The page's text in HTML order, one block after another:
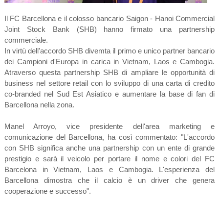
Il FC Barcellona e il colosso bancario Saigon - Hanoi Commercial
Joint Stock Bank (SHB) hanno firmato una partnership
commerciale.
In virtù dell'accordo SHB divemta il primo e unico partner bancario
dei Campioni d'Europa in carica in Vietnam, Laos e Cambogia.
Atraverso questa partnership SHB di ampliare le opportunità di
business nel settore retail con lo sviluppo di una carta di credito
co-branded nel Sud Est Asiatico e aumentare la base di fan di
Barcellona nella zona.
Manel Arroyo, vice presidente dell'area marketing e
comunicazione del Barcellona, ha così commentato: "L'accordo
con SHB significa anche una partnership con un ente di grande
prestigio e sarà il veicolo per portare il nome e colori del FC
Barcelona in Vietnam, Laos e Cambogia. L'esperienza del
Barcellona dimostra che il calcio è un driver che genera
cooperazione e successo".